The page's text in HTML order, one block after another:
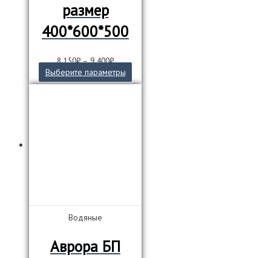
размер
400*600*500
8 150₽–9 400₽
Выберите параметры
товар
Водяные
Аврора БП